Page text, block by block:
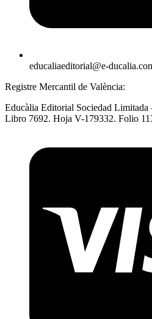
educaliaeditorial@e-
Registre Mercantil de València:
Educàlia Editorial Sociedad Limitada
Libro 7692. Hoja V-179332. Folio